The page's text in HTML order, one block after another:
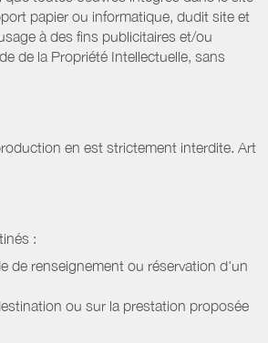
papier ou informatique, dudit site et
à des fins publicitaires et/ou
de la Propriété Intellectuelle, sans
en est strictement interdite. Art
:
de renseignement ou réservation d'un
ou sur la prestation proposée